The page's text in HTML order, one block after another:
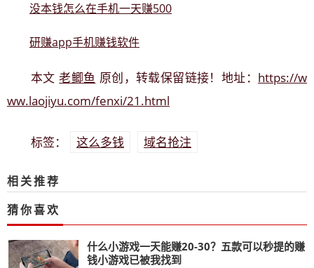
没本钱怎么在手机一天赚500
研赚app手机赚钱软件
本文老鲫鱼 原创，转载保留链接！地址： https://w
ww.laojiyu.com/fenxi/21.html
标签： 这么多钱 域名抢注
相关推荐
猜你喜欢
什么小游戏一天能赚20-30？五款可以秒提的赚
钱小游戏已被我找到